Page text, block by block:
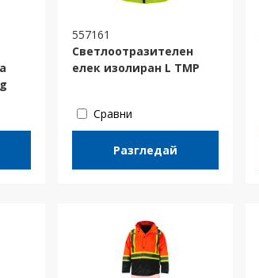
557161
Светлоотразителен
елек изолиран L TMP
Сравни
Разгледай